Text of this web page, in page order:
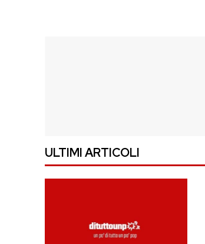
ULTIMI ARTICOLI